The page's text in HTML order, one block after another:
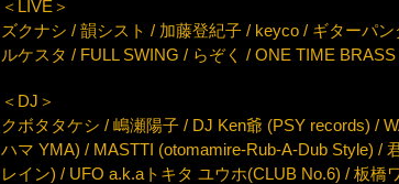
＜LIVE＞
ズクナシ / 韻シスト / 加藤登紀子 / keyco / ギターパ
ルケスタ / FULL SWING / らぞく / ONE TIME
＜DJ＞
クボタタケシ / 嶋瀬陽子 / DJ Ken爺 (PSY records) /
ハマ YMA) / MASTTI (otomamire-Rub-A-Dub Style) /
レイン) / UFO a.k.aトキタ ユウホ(CLUB No.6) / 板橋